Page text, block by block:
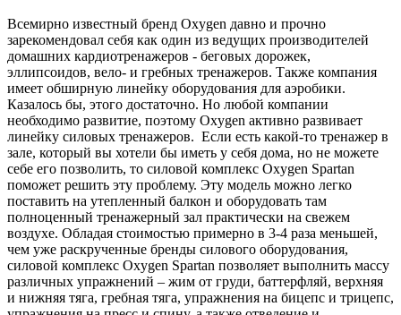
Всемирно известный бренд Oxygen давно и прочно
зарекомендовал себя как один из ведущих производителей
домашних кардиотренажеров - беговых дорожек,
эллипсоидов, вело- и гребных тренажеров. Также компания
имеет обширную линейку оборудования для аэробики.
Казалось бы, этого достаточно. Но любой компании
необходимо развитие, поэтому Oxygen активно развивает
линейку силовых тренажеров. Если есть какой-то тренажер в
зале, который вы хотели бы иметь у себя дома, но не можете
себе его позволить, то силовой комплекс Oxygen Spartan
поможет решить эту проблему. Эту модель можно легко
поставить на утепленный балкон и оборудовать там
полноценный тренажерный зал практически на свежем
воздухе. Обладая стоимостью примерно в 3-4 раза меньшей,
чем уже раскрученные бренды силового оборудования,
силовой комплекс Oxygen Spartan позволяет выполнить массу
различных упражнений – жим от груди, баттерфляй, верхняя
и нижняя тяга, гребная тяга, упражнения на бицепс и трицепс,